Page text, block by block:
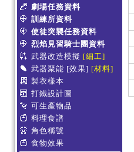
劇場任務資料
訓練所資料
使徒突襲任務資料
烈焰見習騎士團資料
武器改造模擬 [細工]
武器聚能 [效果] [材料]
製衣樣本
打鐵設計圖
可生產物品
料理食譜
角色稱號
食物效果